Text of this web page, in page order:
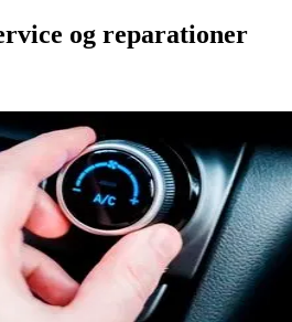
og reparationer